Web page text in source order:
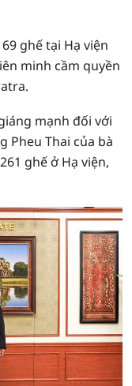
ghế tại Hạ viện
minh cầm quyền
mạnh đối với
Pheu Thai của bà
ghế ở Hạ viện,